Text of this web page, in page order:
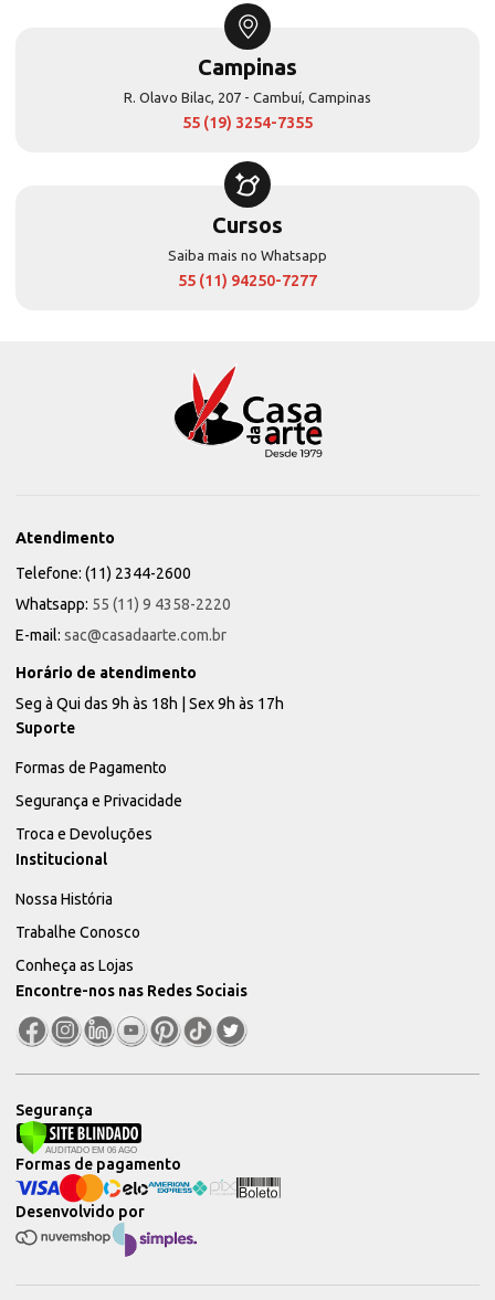
Campinas
R. Olavo Bilac, 207 - Cambuí, Campinas
55 (19) 3254-7355
Cursos
Saiba mais no Whatsapp
55 (11) 94250-7277
Atendimento
Telefone: (11) 2344-2600
Whatsapp: 55 (11) 9 4358-2220
E-mail: sac@casadaarte.com.br
Horário de atendimento
Seg à Qui das 9h às 18h | Sex 9h às 17h
Suporte
Formas de Pagamento
Segurança e Privacidade
Troca e Devoluções
Institucional
Nossa História
Trabalhe Conosco
Conheça as Lojas
Encontre-nos nas Redes Sociais
Segurança
Desenvolvido por
Formas de pagamento